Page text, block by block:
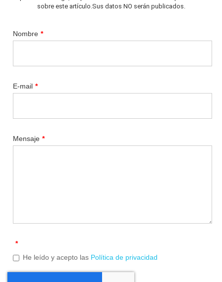
sobre este artículo.Sus datos NO serán publicados.
Nombre *
E-mail *
Mensaje *
*
He leído y acepto las Política de privacidad